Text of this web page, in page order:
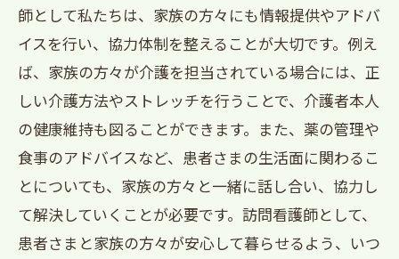
師として私たちは、家族の方々にも情報提供やアドバ
イスを行い、協力体制を整えることが大切です。例え
ば、家族の方々が介護を担当されている場合には、正
しい介護方法やストレッチを行うことで、介護者本人
の健康維持も図ることができます。また、薬の管理や
食事のアドバイスなど、患者さまの生活面に関わるこ
とについても、家族の方々と一緒に話し合い、協力し
て解決していくことが必要です。訪問看護師として、
患者さまと家族の方々が安心して暮らせるよう、いつ